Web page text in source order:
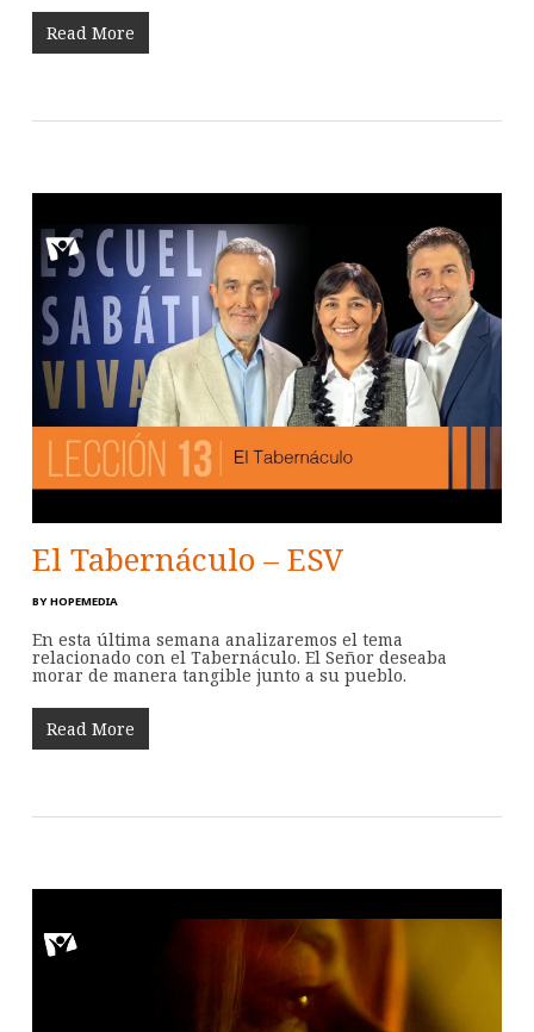
Read More
El Tabernáculo – ESV
BY HOPEMEDIA
En esta última semana analizaremos el tema
relacionado con el Tabernáculo. El Señor deseaba
morar de manera tangible junto a su pueblo.
Read More